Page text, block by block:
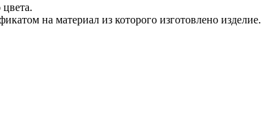
на материал из которого изготовлено изделие.